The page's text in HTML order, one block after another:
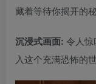
藏着等待你揭开的秘
沉浸式画面: 令人
入这个充满恐怖的世